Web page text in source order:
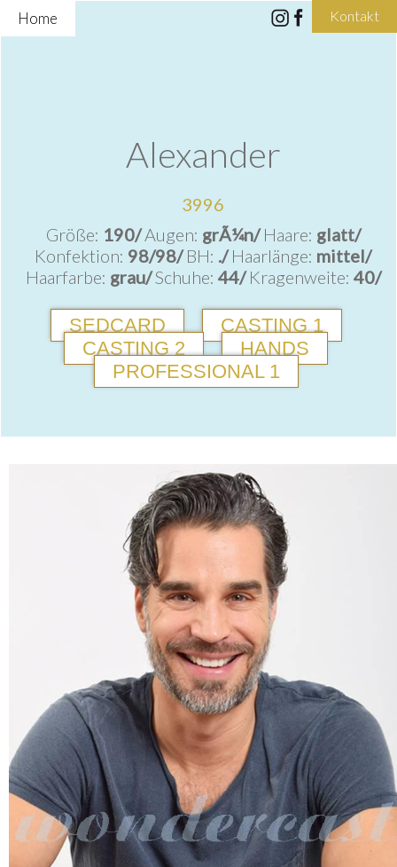
Home Kontakt
Alexander
3996
Größe: 190/Augen: grÃ¼n/Haare: glatt/
Konfektion: 98/98/BH: ./Haarlänge: mittel/
Haarfarbe: grau/Schuhe: 44/Kragenweite: 40/
SEDCARD
CASTING 1
CASTING 2
HANDS
PROFESSIONAL 1